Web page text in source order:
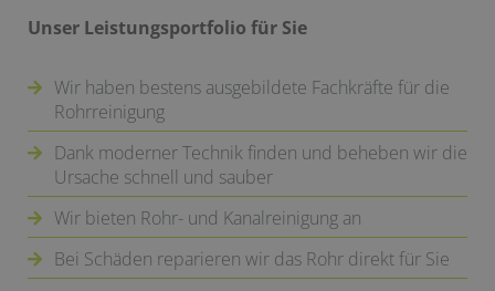
Unser Leistungsportfolio für Sie
Wir haben bestens ausgebildete Fachkräfte für die
Rohrreinigung
Dank moderner Technik finden und beheben wir die
Ursache schnell und sauber
Wir bieten Rohr- und Kanalreinigung an
Bei Schäden reparieren wir das Rohr direkt für Sie